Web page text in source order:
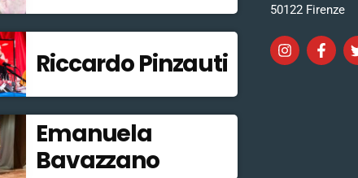
Riccardo Pinzauti
Emanuela
Bavazzano
50122 Firenze